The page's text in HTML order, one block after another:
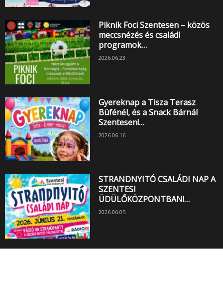
Piknik Foci Szentesen – közös
meccsnézés és családi
programok…
2026.06.23.
Gyereknap a Tisza Terasz
Büfénél, és a Snack Bárnál
Szentesen!…
2026.06.16.
STRANDNYITÓ CSALÁDI NAP A
SZENTESI
ÜDÜLŐKÖZPONTBAN!…
2026.06.05.